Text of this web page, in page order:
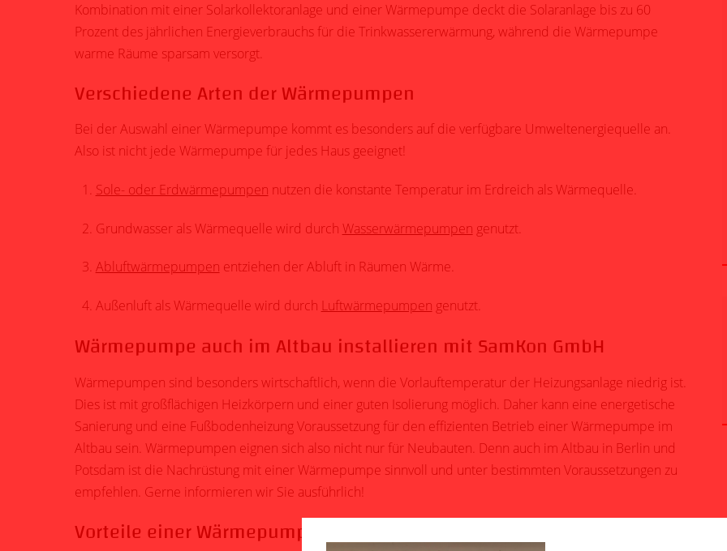
Kombination mit einer Solarkollektoranlage und einer Wärmepumpe deckt die Solaranlage bis zu 60
Prozent des jährlichen Energieverbrauchs für die Trinkwassererwärmung, während die Wärmepumpe
warme Räume sparsam versorgt.
Verschiedene Arten der Wärmepumpen
Bei der Auswahl einer Wärmepumpe kommt es besonders auf die verfügbare Umweltenergiequelle an.
Also ist nicht jede Wärmepumpe für jedes Haus geeignet!
Sole- oder Erdwärmepumpen nutzen die konstante Temperatur im Erdreich als Wärmequelle.
Grundwasser als Wärmequelle wird durch Wasserwärmepumpen genutzt.
Abluftwärmepumpen entziehen der Abluft in Räumen Wärme.
Außenluft als Wärmequelle wird durch Luftwärmepumpen genutzt.
Wärmepumpe auch im Altbau installieren mit SamKon GmbH
Wärmepumpen sind besonders wirtschaftlich, wenn die Vorlauftemperatur der Heizungsanlage niedrig ist.
Dies ist mit großflächigen Heizkörpern und einer guten Isolierung möglich. Daher kann eine energetische
Sanierung und eine Fußbodenheizung Voraussetzung für den effizienten Betrieb einer Wärmepumpe im
Altbau sein. Wärmepumpen eignen sich also nicht nur für Neubauten. Denn auch im Altbau in Berlin und
Potsdam ist die Nachrüstung mit einer Wärmepumpe sinnvoll und unter bestimmten Voraussetzungen zu
empfehlen. Gerne informieren wir Sie ausführlich!
Vorteile einer Wärmepumpe-Montage